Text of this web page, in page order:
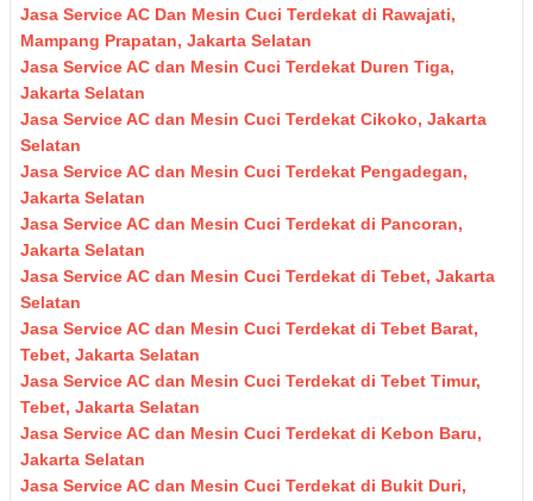
Jasa Service AC Dan Mesin Cuci Terdekat di Rawajati,
Mampang Prapatan, Jakarta Selatan
Jasa Service AC dan Mesin Cuci Terdekat Duren Tiga,
Jakarta Selatan
Jasa Service AC dan Mesin Cuci Terdekat Cikoko, Jakarta
Selatan
Jasa Service AC dan Mesin Cuci Terdekat Pengadegan,
Jakarta Selatan
Jasa Service AC dan Mesin Cuci Terdekat di Pancoran,
Jakarta Selatan
Jasa Service AC dan Mesin Cuci Terdekat di Tebet, Jakarta
Selatan
Jasa Service AC dan Mesin Cuci Terdekat di Tebet Barat,
Tebet, Jakarta Selatan
Jasa Service AC dan Mesin Cuci Terdekat di Tebet Timur,
Tebet, Jakarta Selatan
Jasa Service AC dan Mesin Cuci Terdekat di Kebon Baru,
Jakarta Selatan
Jasa Service AC dan Mesin Cuci Terdekat di Bukit Duri,